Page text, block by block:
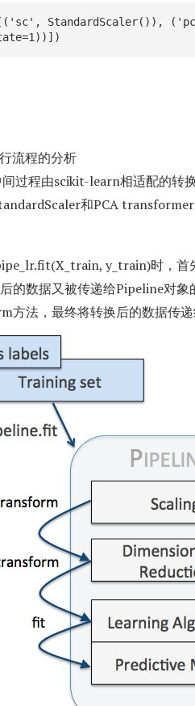
StandardScaler()),
流程的分析
过程由scikit-learn相适配的转
和PCA
y_train)时，
的数据又被传递给Pipeline对象
法，最终将转换后的数据传递